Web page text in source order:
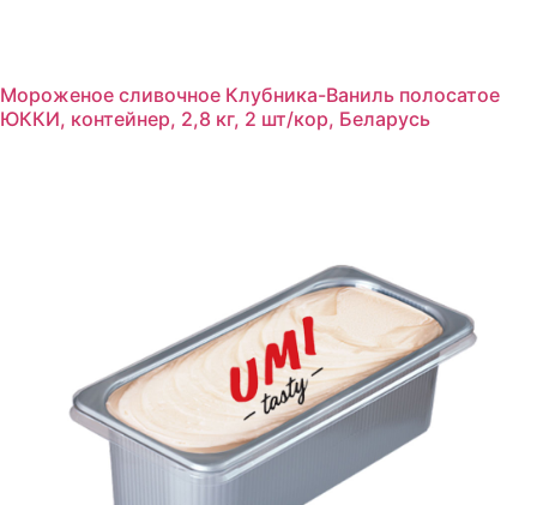
Мороженое сливочное Клубника-Ваниль полосатое
ЮККИ, контейнер, 2,8 кг, 2 шт/кор, Беларусь